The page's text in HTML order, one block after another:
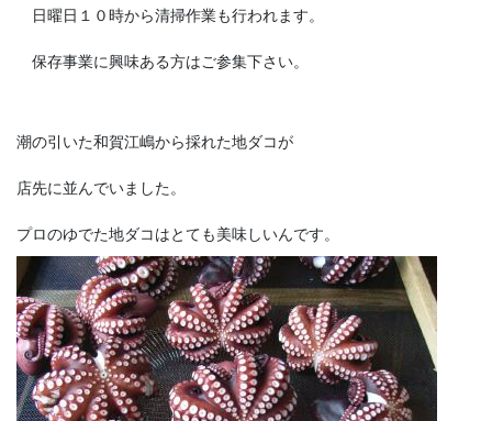
日曜日１０時から清掃作業も行われます。
保存事業に興味ある方はご参集下さい。
潮の引いた和賀江嶋から採れた地ダコが
店先に並んでいました。
プロのゆでた地ダコはとても美味しいんです。